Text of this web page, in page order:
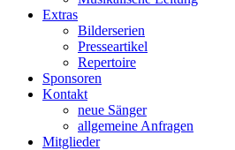
Extras
Bilderserien
Presseartikel
Repertoire
Sponsoren
Kontakt
neue Sänger
allgemeine Anfragen
Mitglieder